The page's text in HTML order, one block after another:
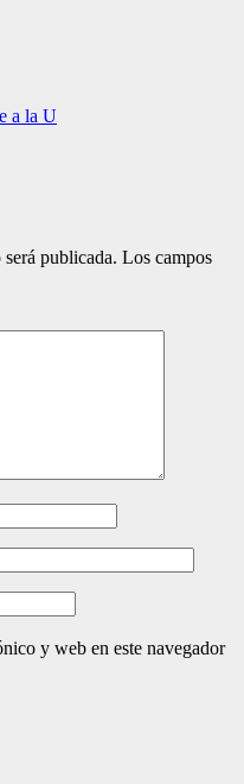
a la U
publicada. Los campos
y web en este navegador